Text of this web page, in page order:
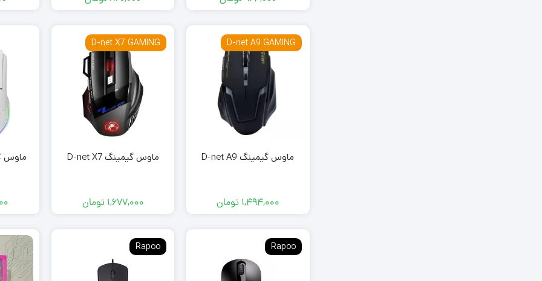
D-net A9 GAMING
ماوس گیمینگ D-net A9
1,494,000 تومان
D-net X7 GAMING
ماوس گیمینگ D-net X7
1,677,000 تومان
Rapoo
Rapoo